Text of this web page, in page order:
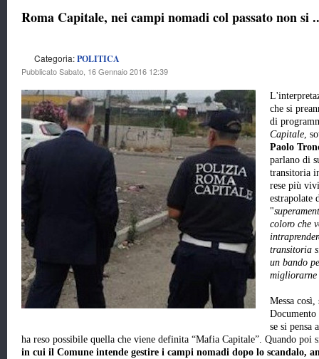
Roma Capitale, nei campi nomadi col passato non si
Categoria:POLITICA
Pubblicato Sabato, 16 Gennaio 2016 12:39
che si
di
Capitale,
Paolo
parlano di
transitoria
rese più
estrapolate
"
coloro che
transitoria
un bando
migliorarne
Messa
se si pensa
ha reso possibile quella che viene definita “Mafia Capitale”. Quando poi
in cui il Comune intende gestire i campi nomadi dopo lo scandalo,